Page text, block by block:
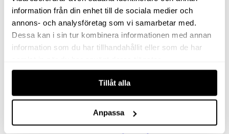
information från din enhet till de sociala medier och
annons- och analysföretag som vi samarbetar med.
Dessa kan i sin tur kombinera informationen med annan
information som du har tillhandahållit eller som de har
Tillåt alla
Anpassa
Golv- & Kombinationsmunstycke
Munstycke
Motor
Reservdelar dammsugare
Rör & handtag
Uppsamlingspåsar
Alla produkter